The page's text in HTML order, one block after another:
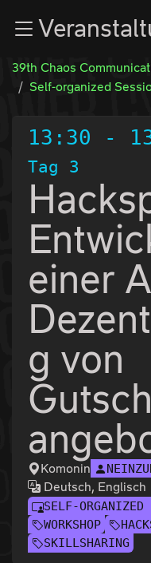
Zum Inhalt
39th Chaos
Self-organized
13:30 -
Tag 3
einer
g von
Komonin
Deutsch, Englisch
SELF-ORGANIZED
WORKSHOP
SKILLSHARING